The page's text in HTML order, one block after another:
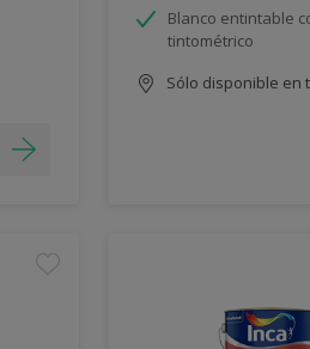
Blanco entintable
tintométrico
Sólo disponible en